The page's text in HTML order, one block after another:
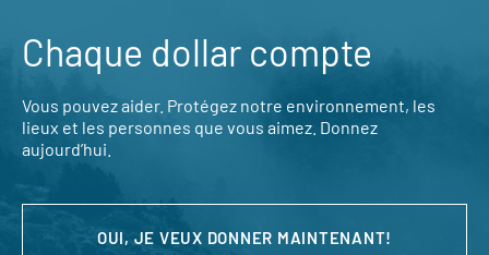
Chaque dollar compte
Vous pouvez aider. Protégez notre environnement, les
lieux et les personnes que vous aimez. Donnez
aujourd’hui.
OUI, JE VEUX DONNER MAINTENANT!